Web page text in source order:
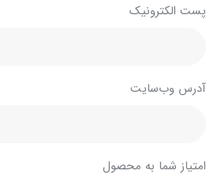
پست الکترونیک
آدرس وب‌سایت
امتیاز شما به محصول